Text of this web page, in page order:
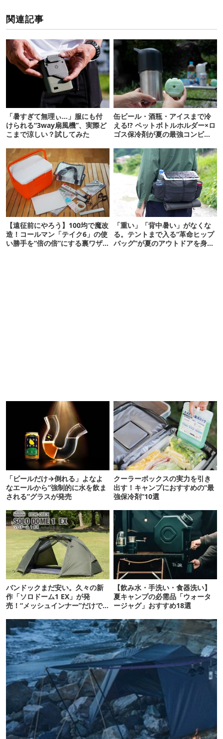
関連記事
「暑すぎて無理ぃ…」服にも付
けられる“3way扇風機”、実際ど
こまで涼しい？試してみた
缶ビール・酒瓶・アイスまで冷
える!? ペットボトルホルダー×ロ
ゴス保冷剤が夏の最強コンビだ
【遠征前にやろう】100均で魔改
造！コールマン「テイク6」の使
い勝手を“倍の倍”にする裏ワザ6
「重い」「背中暑い」がなくな
る。テントまで入る“革命ヒップ
バッグ”が夏のアウトドアを身軽
「ビールだけ→倒れる」よなよ
なエールから“強制的に水を飲ま
される”グラスが発売
クーラーボックスの実力を引き
出す！キャンプにおすすめの“最
強保冷剤”10選
バンドックまだ安い。久々の新
作「ソロドーム1 EX」が発
売！“メッシュインナー”だけで
【飲み水・手洗い・食器洗い】
夏キャンプの必需品「ウォータ
ージャグ」おすすめ18選